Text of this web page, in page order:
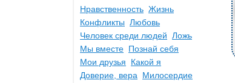
Нравственность Жизнь
Конфликты Любовь
Человек среди людей Ложь
Мы вместе Познай себя
Мои друзья
Какой я
Доверие, вера
Милосердие